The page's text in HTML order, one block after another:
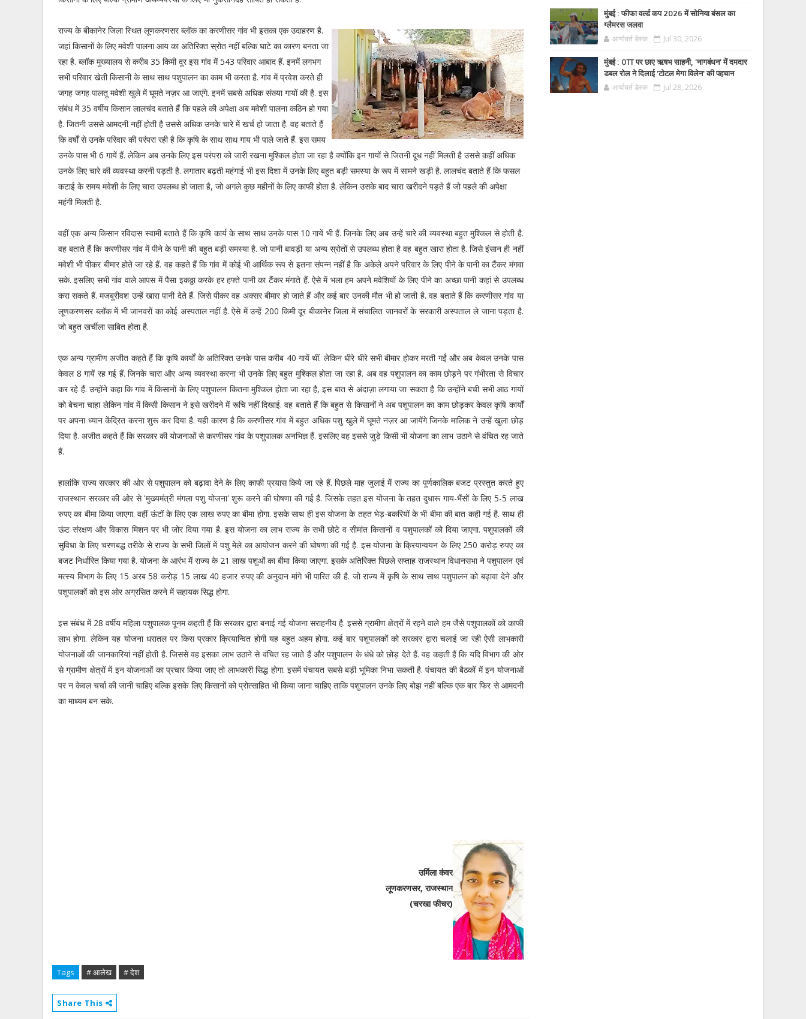
राज्य के बीकानेर जिला स्थित लूणकरणसर ब्लॉक का करणीसर गांव भी इसका एक उदाहरण है.
जहां किसानों के लिए मवेशी पालना आय का अतिरिक्त स्रोत नहीं बल्कि घाटे का कारण बनता जा
रहा है. ब्लॉक मुख्यालय से करीब 35 किमी दूर इस गांव में 543 परिवार आबाद हैं. इनमें लगभग
सभी परिवार खेती किसानी के साथ साथ पशुपालन का काम भी करता है. गांव में प्रवेश करते ही
जगह जगह पालतू मवेशी खुले में घूमते नज़र आ जाएंगे. इनमें सबसे अधिक संख्या गायों की है. इस
संबंध में 35 वर्षीय किसान लालचंद बताते हैं कि पहले की अपेक्षा अब मवेशी पालना कठिन हो गया
है. जितनी उससे आमदनी नहीं होती है उससे अधिक उनके चारे में खर्च हो जाता है. वह बताते हैं
कि वर्षों से उनके परिवार की परंपरा रही है कि कृषि के साथ साथ गाय भी पाले जाते हैं. इस समय
उनके पास भी 6 गायें हैं. लेकिन अब उनके लिए इस परंपरा को जारी रखना मुश्किल होता जा रहा है क्योंकि इन गायों से जितनी दूध नहीं मिलती है उससे कहीं अधिक
उनके लिए चारे की व्यवस्था करनी पड़ती है. लगातार बढ़ती महंगाई भी इस दिशा में उनके लिए बहुत बड़ी समस्या के रूप में सामने खड़ी है. लालचंद बताते हैं कि फसल
कटाई के समय मवेशी के लिए चारा उपलब्ध हो जाता है, जो अगले कुछ महीनों के लिए काफी होता है. लेकिन उसके बाद चारा खरीदने पड़ते हैं जो पहले की अपेक्षा
महंगी मिलती है.
वहीं एक अन्य किसान रविदास स्वामी बताते हैं कि कृषि कार्य के साथ साथ उनके पास 10 गायें भी हैं. जिनके लिए अब उन्हें चारे की व्यवस्था बहुत मुश्किल से होती है.
वह बताते हैं कि करणीसर गांव में पीने के पानी की बहुत बड़ी समस्या है. जो पानी बावड़ी या अन्य स्रोतों से उपलब्ध होता है वह बहुत खारा होता है. जिसे इंसान ही नहीं
मवेशी भी पीकर बीमार होते जा रहे हैं. वह कहते हैं कि गांव में कोई भी आर्थिक रूप से इतना संपन्न नहीं है कि अकेले अपने परिवार के लिए पीने के पानी का टैंकर मंगवा
सके. इसलिए सभी गांव वाले आपस में पैसा इकठ्ठा करके हर हफ्ते पानी का टैंकर मंगाते हैं. ऐसे में भला हम अपने मवेशियों के लिए पीने का अच्छा पानी कहां से उपलब्ध
करा सकते हैं. मजबूरीवश उन्हें खारा पानी देते हैं. जिसे पीकर वह अक्सर बीमार हो जाते हैं और कई बार उनकी मौत भी हो जाती है. वह बताते हैं कि करणीसर गांव या
लूणकरणसर ब्लॉक में भी जानवरों का कोई अस्पताल नहीं है. ऐसे में उन्हें 200 किमी दूर बीकानेर जिला में संचालित जानवरों के सरकारी अस्पताल ले जाना पड़ता है.
जो बहुत खर्चीला साबित होता है.
एक अन्य ग्रामीण अजीत कहते हैं कि कृषि कार्यों के अतिरिक्त उनके पास करीब 40 गायें थीं. लेकिन धीरे धीरे सभी बीमार होकर मरती गईं और अब केवल उनके पास
केवल 8 गायें रह गई हैं. जिनके चारा और अन्य व्यवस्था करना भी उनके लिए बहुत मुश्किल होता जा रहा है. अब वह पशुपालन का काम छोड़ने पर गंभीरता से विचार
कर रहे हैं. उन्होंने कहा कि गांव में किसानों के लिए पशुपालन कितना मुश्किल होता जा रहा है, इस बात से अंदाज़ा लगाया जा सकता है कि उन्होंने बची सभी आठ गायों
को बेचना चाहा लेकिन गांव में किसी किसान ने इसे खरीदने में रूचि नहीं दिखाई. वह बताते हैं कि बहुत से किसानों ने अब पशुपालन का काम छोड़कर केवल कृषि कार्यों
पर अपना ध्यान केंद्रित करना शुरू कर दिया है. यही कारण है कि करणीसर गांव में बहुत अधिक पशु खुले में घूमते नज़र आ जायेंगे जिनके मालिक ने उन्हें खुला छोड़
दिया है. अजीत कहते हैं कि सरकार की योजनाओं से करणीसर गांव के पशुपालक अनभिज्ञ हैं. इसलिए वह इससे जुड़े किसी भी योजना का लाभ उठाने से वंचित रह जाते
हैं.
हालांकि राज्य सरकार की ओर से पशुपालन को बढ़ावा देने के लिए काफी प्रयास किये जा रहे हैं. पिछले माह जुलाई में राज्य का पूर्णकालिक बजट प्रस्तुत करते हुए
राजस्थान सरकार की ओर से 'मुख्यमंत्री मंगला पशु योजना' शुरू करने की घोषणा की गई है. जिसके तहत इस योजना के तहत दुधारू गाय-भैंसों के लिए 5-5 लाख
रुपए का बीमा किया जाएगा. वहीं ऊंटों के लिए एक लाख रुपए का बीमा होगा. इसके साथ ही इस योजना के तहत भेड़-बकरियों के भी बीमा की बात कही गई है. साथ ही
ऊंट संरक्षण और विकास मिशन पर भी जोर दिया गया है. इस योजना का लाभ राज्य के सभी छोटे व सीमांत किसानों व पशुपालकों को दिया जाएगा. पशुपालकों की
सुविधा के लिए चरणबद्ध तरीके से राज्य के सभी जिलों में पशु मेले का आयोजन करने की घोषणा की गई है. इस योजना के क्रियान्वयन के लिए 250 करोड़ रुपए का
बजट निर्धारित किया गया है. योजना के आरंभ में राज्य के 21 लाख पशुओं का बीमा किया जाएगा. इसके अतिरिक्त पिछले सप्ताह राजस्थान विधानसभा ने पशुपालन एवं
मत्स्य विभाग के लिए 15 अरब 58 करोड़ 15 लाख 40 हजार रुपए की अनुदान मांगे भी पारित की है. जो राज्य में कृषि के साथ साथ पशुपालन को बढ़ावा देने और
पशुपालकों को इस ओर अग्रसित करने में सहायक सिद्ध होगा.
इस संबंध में 28 वर्षीय महिला पशुपालक पूनम कहती हैं कि सरकार द्वारा बनाई गई योजना सराहनीय है. इससे ग्रामीण क्षेत्रों में रहने वाले हम जैसे पशुपालकों को काफी
लाभ होगा. लेकिन यह योजना धरातल पर किस प्रकार क्रियान्वित होगी यह बहुत अहम होगा. कई बार पशुपालकों को सरकार द्वारा चलाई जा रही ऐसी लाभकारी
योजनाओं की जानकारियां नहीं होती है. जिससे वह इसका लाभ उठाने से वंचित रह जाते हैं और पशुपालन के धंधे को छोड़ देते हैं. वह कहती हैं कि यदि विभाग की ओर
से ग्रामीण क्षेत्रों में इन योजनाओं का प्रचार किया जाए तो लाभकारी सिद्ध होगा. इसमें पंचायत सबसे बड़ी भूमिका निभा सकती है. पंचायत की बैठकों में इन योजनाओं
पर न केवल चर्चा की जानी चाहिए बल्कि इसके लिए किसानों को प्रोत्साहित भी किया जाना चाहिए ताकि पशुपालन उनके लिए बोझ नहीं बल्कि एक बार फिर से आमदनी
का माध्यम बन सके.
उर्मिला कंवर
लूणकरणसर, राजस्थान
(चरखा फीचर)
Tags # आलेख # देश
Share This
मुंबई : फीफा वर्ल्ड कप 2026 में सोनिया बंसल का
ग्लैमरस जलवा
आर्यावर्त डेस्क Jul 30, 2026
मुंबई : OTT पर छाए ऋषभ साहनी, 'नागबंधन' में दमदार
डबल रोल ने दिलाई 'टोटल मेगा विलेन' की पहचान
आर्यावर्त डेस्क Jul 28, 2026